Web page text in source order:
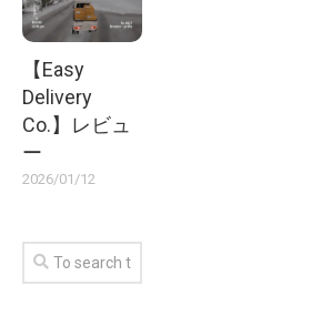
【Easy
Delivery
Co.】レビュ
ー
2026/01/12